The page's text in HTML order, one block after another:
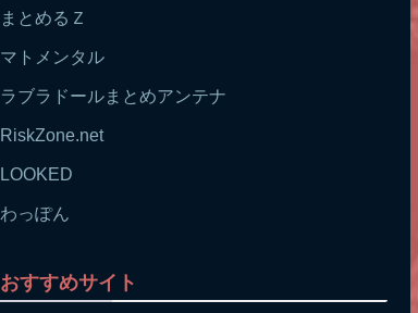
まとめるＺ
マトメンタル
ラブラドールまとめアンテナ
RiskZone.net
LOOKED
わっぽん
おすすめサイト